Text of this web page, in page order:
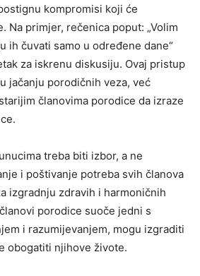
kompromisi koji će
Na primjer, rečenica poput: „Volim
ih čuvati samo u određene dane“
za iskrenu diskusiju. Ovaj pristup
jačanju porodičnih veza, već
članovima porodice da izraze
treba biti izbor, a ne
i poštivanje potreba svih članova
izgradnju zdravih i harmoničnih
porodice suoče jedni s
i razumijevanjem, mogu izgraditi
obogatiti njihove živote.